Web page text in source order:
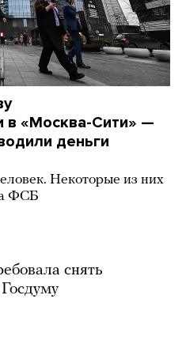
в «Москва-Сити» —
деньги
Некоторые из них
ФСБ
снять